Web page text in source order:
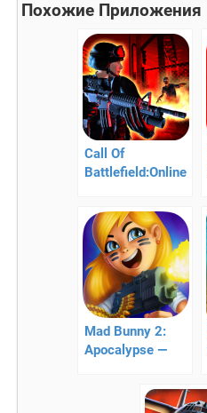
Похожие Приложения
Call Of
Battlefield:Online
апокалипсис
Mad Bunny 2:
Apocalypse —
деревню от